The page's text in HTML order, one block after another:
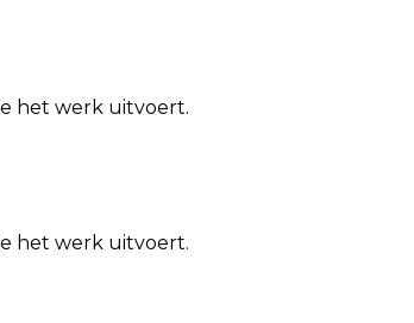
het werk uitvoert.
het werk uitvoert.